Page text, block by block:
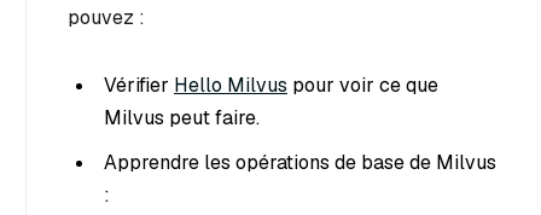
pouvez :
Vérifier Hello Milvus pour voir ce que
Milvus peut faire.
Apprendre les opérations de base de Milvus
: